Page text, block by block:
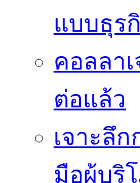
แบบธุร
คอลลา
ต่อแล้ว
เจาะลึ
มือผู้บริ